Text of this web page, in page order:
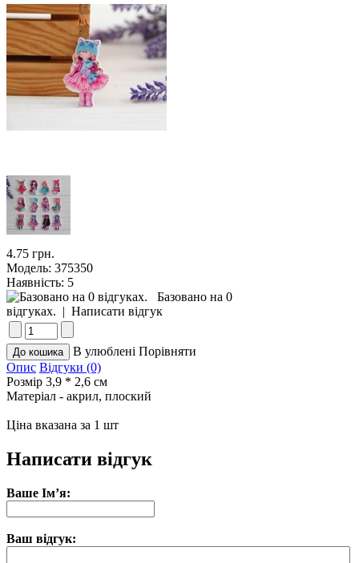
4.75 грн.
Модель: 375350
Наявність: 5
Базовано на 0
відгуках. | Написати відгук
В улюблені Порівняти
Опис Відгуки (0)
Розмір 3,9 * 2,6 см
Матеріал - акрил, плоский
Ціна вказана за 1 шт
Написати відгук
Ваше Ім’я:
Ваш відгук: